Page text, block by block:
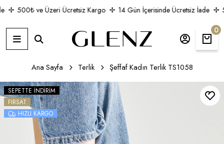
500₺ ve Üzeri Ücretsiz Kargo 14 Gün İçerisinde Ücretsiz İade
0
Ana Sayfa Terlik Şeffaf Kadın Terlik TS1058
SEPETTE İNDIRIM
FIRSAT
HIZLI KARGO